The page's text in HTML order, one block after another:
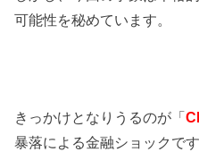
可能性を秘めています。
きっかけとなりうるのが「
暴落による金融ショックです